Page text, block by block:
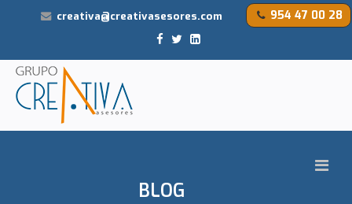
954 47 00 28
creativa@creativasesores.com
BLOG